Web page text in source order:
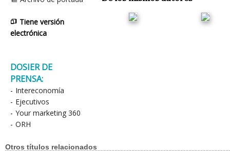
Tiene versión
electrónica
DOSIER DE
PRENSA:
- Intereconomía
- Ejecutivos
- Your marketing 360
- ORH
Otros títulos relacionados